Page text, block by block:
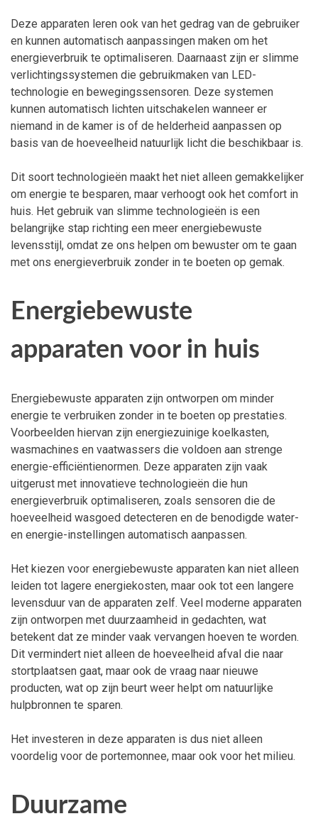
Deze apparaten leren ook van het gedrag van de gebruiker
en kunnen automatisch aanpassingen maken om het
energieverbruik te optimaliseren. Daarnaast zijn er slimme
verlichtingssystemen die gebruikmaken van LED-
technologie en bewegingssensoren. Deze systemen
kunnen automatisch lichten uitschakelen wanneer er
niemand in de kamer is of de helderheid aanpassen op
basis van de hoeveelheid natuurlijk licht die beschikbaar is.
Dit soort technologieën maakt het niet alleen gemakkelijker
om energie te besparen, maar verhoogt ook het comfort in
huis. Het gebruik van slimme technologieën is een
belangrijke stap richting een meer energiebewuste
levensstijl, omdat ze ons helpen om bewuster om te gaan
met ons energieverbruik zonder in te boeten op gemak.
Energiebewuste
apparaten voor in huis
Energiebewuste apparaten zijn ontworpen om minder
energie te verbruiken zonder in te boeten op prestaties.
Voorbeelden hiervan zijn energiezuinige koelkasten,
wasmachines en vaatwassers die voldoen aan strenge
energie-efficiëntienormen. Deze apparaten zijn vaak
uitgerust met innovatieve technologieën die hun
energieverbruik optimaliseren, zoals sensoren die de
hoeveelheid wasgoed detecteren en de benodigde water-
en energie-instellingen automatisch aanpassen.
Het kiezen voor energiebewuste apparaten kan niet alleen
leiden tot lagere energiekosten, maar ook tot een langere
levensduur van de apparaten zelf. Veel moderne apparaten
zijn ontworpen met duurzaamheid in gedachten, wat
betekent dat ze minder vaak vervangen hoeven te worden.
Dit vermindert niet alleen de hoeveelheid afval die naar
stortplaatsen gaat, maar ook de vraag naar nieuwe
producten, wat op zijn beurt weer helpt om natuurlijke
hulpbronnen te sparen.
Het investeren in deze apparaten is dus niet alleen
voordelig voor de portemonnee, maar ook voor het milieu.
Duurzame